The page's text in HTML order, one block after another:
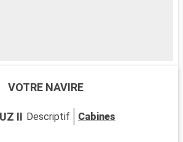
VOTRE NAVIRE
II Descriptif Cabines